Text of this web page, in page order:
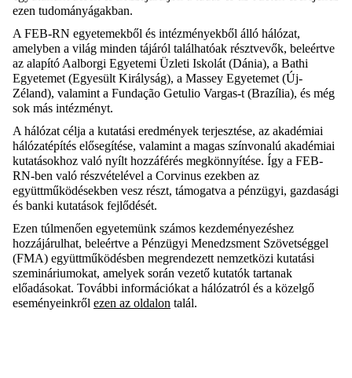
ezen tudományágakban.
A FEB-RN egyetemekből és intézményekből álló hálózat,
amelyben a világ minden tájáról találhatóak résztvevők, beleértve
az alapító Aalborgi Egyetemi Üzleti Iskolát (Dánia), a Bathi
Egyetemet (Egyesült Királyság), a Massey Egyetemet (Új-
Zéland), valamint a Fundação Getulio Vargas-t (Brazília), és még
sok más intézményt.
A hálózat célja a kutatási eredmények terjesztése, az akadémiai
hálózatépítés elősegítése, valamint a magas színvonalú akadémiai
kutatásokhoz való nyílt hozzáférés megkönnyítése. Így a FEB-
RN-ben való részvételével a Corvinus ezekben az
együttműködésekben vesz részt, támogatva a pénzügyi, gazdasági
és banki kutatások fejlődését.
Ezen túlmenően egyetemünk számos kezdeményezéshez
hozzájárulhat, beleértve a Pénzügyi Menedzsment Szövetséggel
(FMA) együttműködésben megrendezett nemzetközi kutatási
szemináriumokat, amelyek során vezető kutatók tartanak
előadásokat. További információkat a hálózatról és a közelgő
eseményeinkről ezen az oldalon talál.